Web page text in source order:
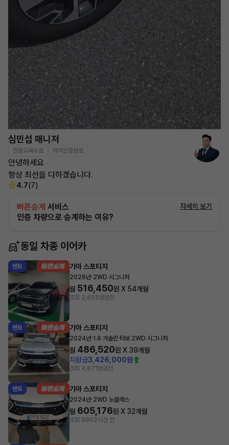
심민섭 매니저
전문교육수료 자격인증완료
안녕하세요
항상 최선을 다하겠습니다.
4.7(7)
빠른승계 서비스
인증 차량으로 승계하는 이유?
자세히 보기
동일 차종 이어카
렌트 기아 스포티지
2026년·2WD 시그니처
월 516,450원 X 54개월
조회 2,655방금전
렌트 기아 스포티지
2024년·1.6 가솔린 터보 2WD 시그니처
월 486,520원 X 39개월
지원금3,426,000원
조회 4,671방금전
렌트 기아 스포티지
2024년·2WD 노블레스
월 605,176원 X 32개월
조회 9902시간 전